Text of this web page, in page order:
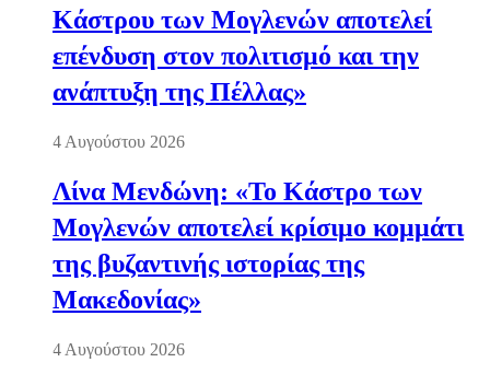
Κάστρου των Μογλενών αποτελεί
επένδυση στον πολιτισμό και την
ανάπτυξη της Πέλλας»
4 Αυγούστου 2026
Λίνα Μενδώνη: «Το Κάστρο των
Μογλενών αποτελεί κρίσιμο κομμάτι
της βυζαντινής ιστορίας της
Μακεδονίας»
4 Αυγούστου 2026